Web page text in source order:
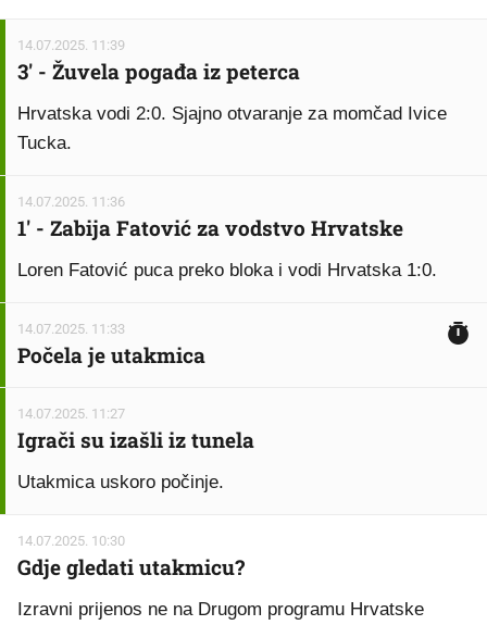
14.07.2025. 11:39
3' - Žuvela pogađa iz peterca
Hrvatska vodi 2:0. Sjajno otvaranje za momčad Ivice
Tucka.
14.07.2025. 11:36
1' - Zabija Fatović za vodstvo Hrvatske
Loren Fatović puca preko bloka i vodi Hrvatska 1:0.
14.07.2025. 11:33
Počela je utakmica
14.07.2025. 11:27
Igrači su izašli iz tunela
Utakmica uskoro počinje.
14.07.2025. 10:30
Gdje gledati utakmicu?
Izravni prijenos ne na Drugom programu Hrvatske